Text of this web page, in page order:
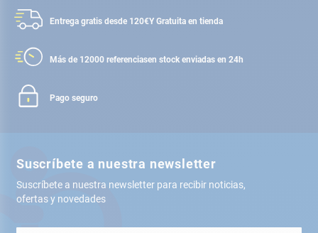
Entrega gratis desde 120€Y Gratuita en tienda
Más de 12000 referenciasen stock enviadas en 24h
Pago seguro
Suscríbete a nuestra newsletter
Suscríbete a nuestra newsletter para recibir noticias,
ofertas y novedades